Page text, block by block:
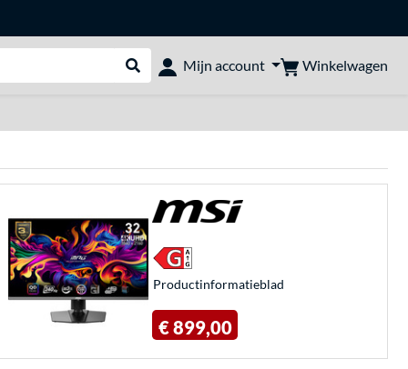
Webshop doorzoeken
Mijn account Winkelwagen
Product­informatieblad
€ 899,00